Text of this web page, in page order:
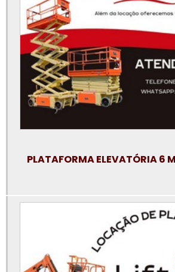
Locação de plataforma elevatória
Locação de plataforma elevatória em
Locação de plataforma elevatória em
Locação de plataforma elevatória em
Locação de plataforma elevatória em são
Locação de plataforma elevatória em sp
Locação de plataforma elevatória em sp
Locação de plataforma elevatória preço
Locação de plataforma elevatória são paulo
Locação de plataforma elevatória sorocaba
PLATAFORMA ELEVATÓRIA 6